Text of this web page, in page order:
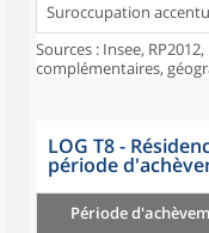
Suroccupation
Sources : Insee,
complémentaires,
LOG T8 -
période
Période